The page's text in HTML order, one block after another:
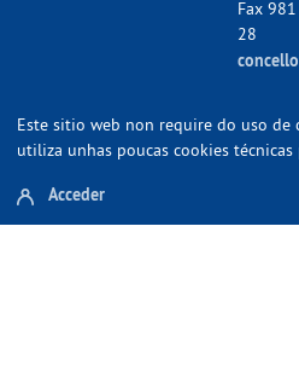
Fax
28
Este sitio web non require do uso de
utiliza unhas poucas cookies
Acceder